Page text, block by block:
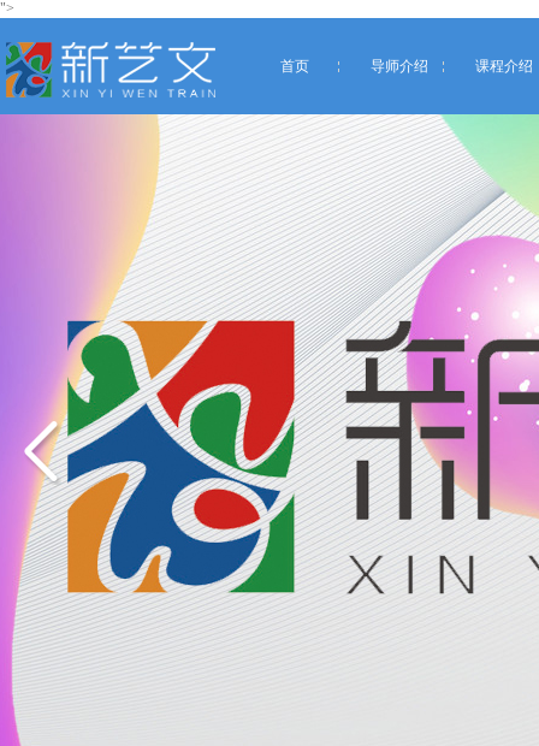
">
首页 导师介绍 课程介绍